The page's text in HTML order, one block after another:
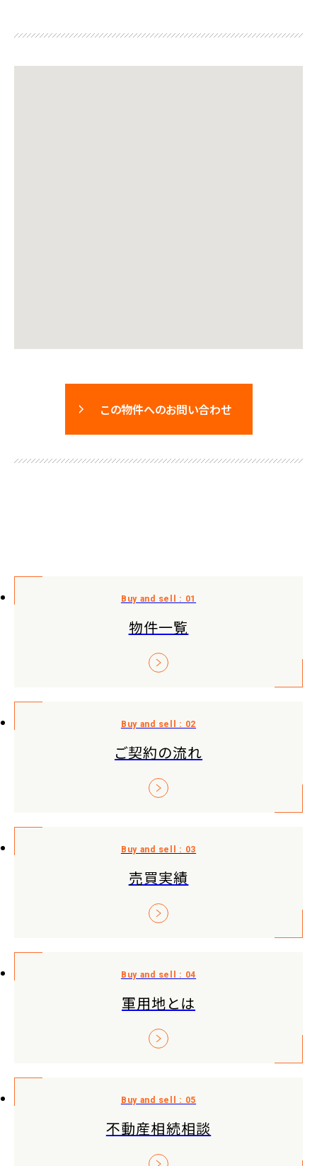
この物件へのお問い合わせ
物件一覧
ご契約の流れ
売買実績
軍用地とは
不動産相続相談